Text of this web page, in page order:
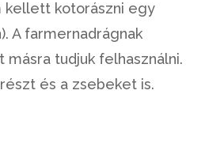
kellett kotorászni egy
A farmernadrágnak
másra tudjuk felhasználni.
és a zsebeket is.